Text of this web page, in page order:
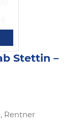
Stettin –
Rentner